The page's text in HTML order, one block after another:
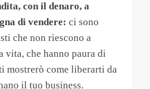
con il denaro, a
di vendere: ci sono
che non riescono a
vita, che hanno paura di
mostrerò come liberarti da
il tuo business.